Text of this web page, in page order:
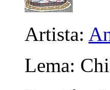
Artista:
Lema: